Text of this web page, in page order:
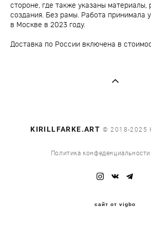
стороне, где также указаны материалы,
создания. Без рамы. Работа принимала
в Москве в 2023 году.
Доставка по России включена в
​KIRILLFARKE.ART © 2018-2025
Политика конфеденциальности
сайт от vigbo